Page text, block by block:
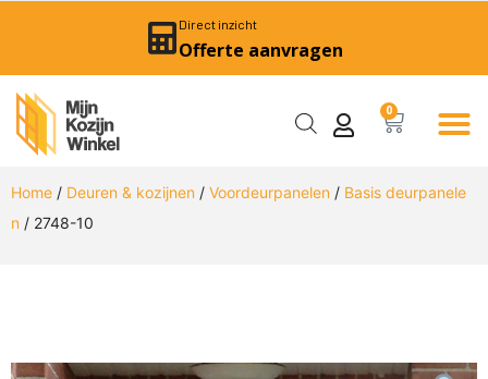
Direct inzicht
Offerte aanvragen
0
Home / Deuren & kozijnen / Voordeurpanelen / Basis deurpanele
n / 2748-10